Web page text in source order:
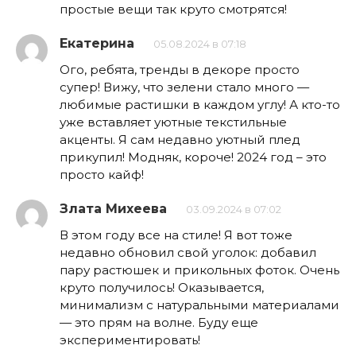
простые вещи так круто смотрятся!
Екатерина 05.08.2024 в 07:18
Ого, ребята, тренды в декоре просто
супер! Вижу, что зелени стало много —
любимые растишки в каждом углу! А кто-то
уже вставляет уютные текстильные
акценты. Я сам недавно уютный плед
прикупил! Модняк, короче! 2024 год – это
просто кайф!
Злата Михеева 03.09.2024 в 07:02
В этом году все на стиле! Я вот тоже
недавно обновил свой уголок: добавил
пару растюшек и прикольных фоток. Очень
круто получилось! Оказывается,
минимализм с натуральными материалами
— это прям на волне. Буду еще
экспериментировать!